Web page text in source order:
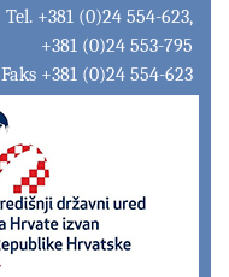
Tel. +381 (0)24 554-623,
+381 (0)24 553-795
Faks +381 (0)24 554-623